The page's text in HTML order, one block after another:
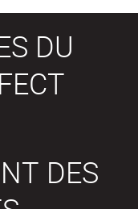
DU
DES